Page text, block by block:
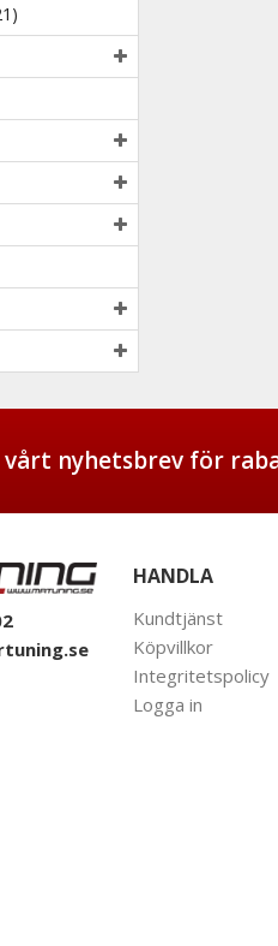
nyhetsbrev för
HANDLA
Kundtjänst
Köpvillkor
Integritetspolicy
Logga in